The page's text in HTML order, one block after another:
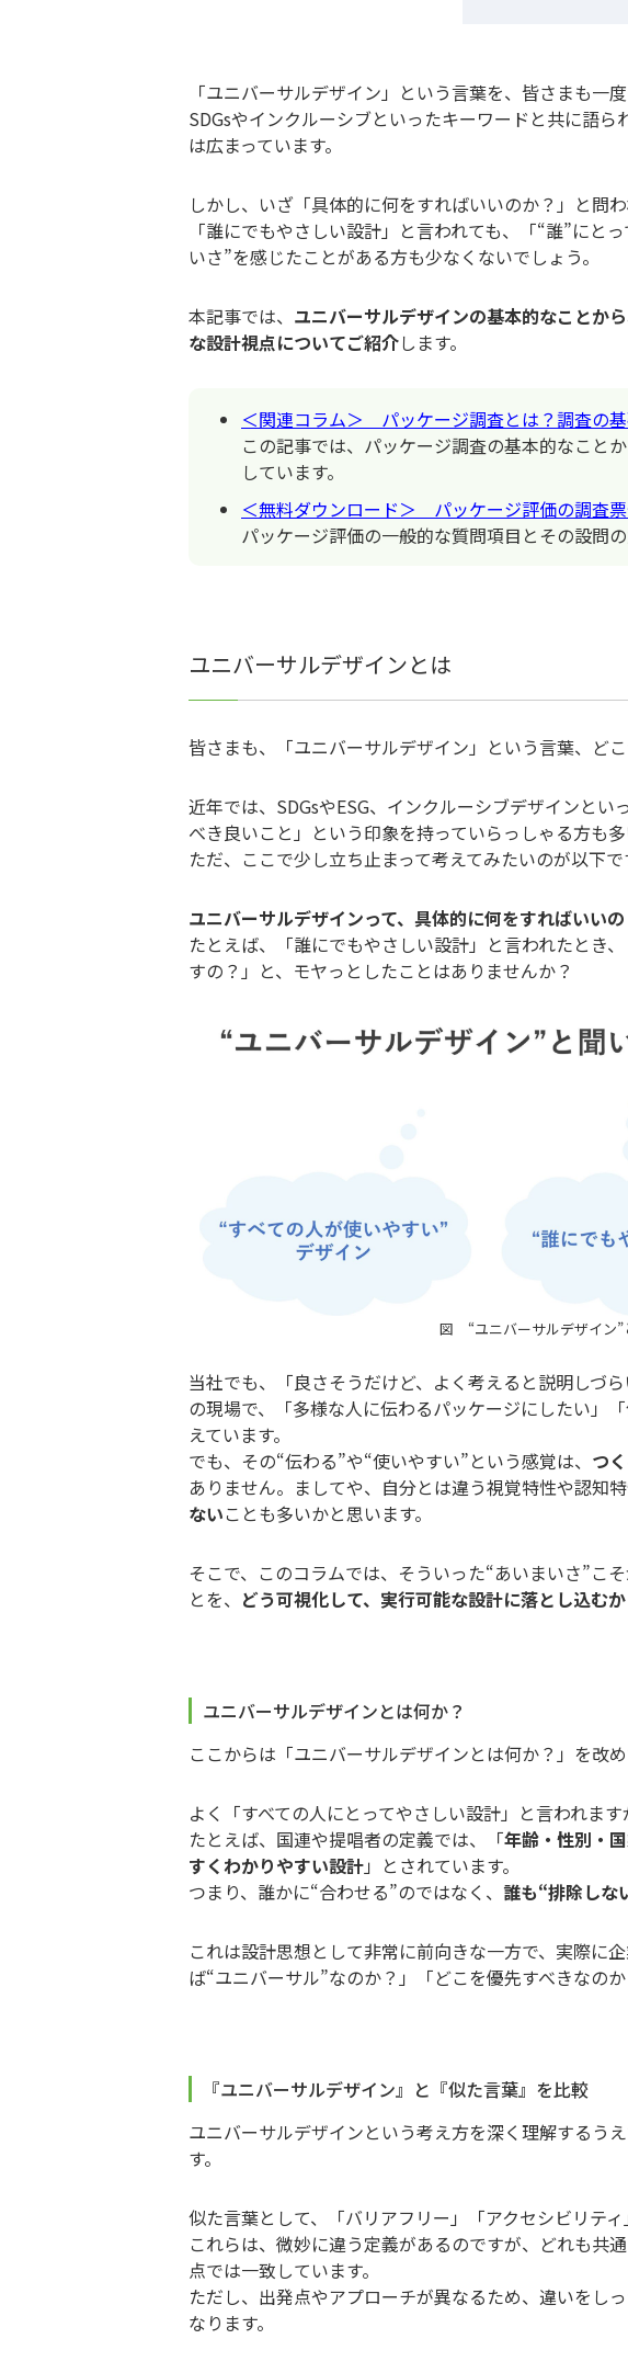
「ユニバーサルデザイン」という言葉を、皆さまも一
SDGsやインクルーシブといったキーワードと共に語
は広まっています。
しかし、いざ「具体的に何をすればいいのか？」と問
「誰にでもやさしい設計」と言われても、「“誰”にと
いさ”を感じたことがある方も少なくないでしょう。
本記事では、 ユニバーサルデザインの基本的なことか
な設計視点についてご紹介します。
＜関連コラム＞ パッケージ調査とは？調査の
この記事では、パッケージ調査の基本的なこと
しています。
＜無料ダウンロード＞ パッケージ評価の調査票
パッケージ評価の一般的な質問項目とその設問
ユニバーサルデザインとは
皆さまも、「ユニバーサルデザイン」という言葉、ど
近年では、SDGsやESG、インクルーシブデザインと
べき良いこと」という印象を持っていらっしゃる方も多
ただ、ここで少し立ち止まって考えてみたいのが以下で
ユニバーサルデザインって、具体的に何をすればいいの
たとえば、「誰にでもやさしい設計」と言われたとき
すの？」と、モヤっとしたことはありませんか？
図 “ユニバーサルデザイン”
当社でも、「良さそうだけど、よく考えると説明しづ
の現場で、「多様な人に伝わるパッケージにしたい」
えています。
でも、その“伝わる”や“使いやすい”という感覚は、 つ
ありません。ましてや、自分とは違う視覚特性や認知
ないことも多いかと思います。
そこで、このコラムでは、そういった“あいまいさ”こ
とを、 どう可視化して、実行可能な設計に落とし込むか
ユニバーサルデザインとは何か？
ここからは「ユニバーサルデザインとは何か？」を改め
よく「すべての人にとってやさしい設計」と言われま
たとえば、国連や提唱者の定義では、「年齢・性別・
すくわかりやすい設計」とされています。
つまり、誰かに“合わせる”のではなく、 誰も“排除しな
これは設計思想として非常に前向きな一方で、実際に
ば“ユニバーサル”なのか？」「どこを優先すべきなの
『ユニバーサルデザイン』と『似た言葉』を比較
ユニバーサルデザインという考え方を深く理解するうえ
す。
似た言葉として、「バリアフリー」「アクセシビリテ
これらは、微妙に違う定義があるのですが、どれも共
点では一致しています。
ただし、出発点やアプローチが異なるため、違いをし
なります。